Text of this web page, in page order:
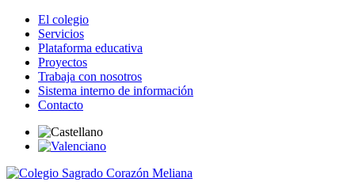
El colegio
Servicios
Plataforma educativa
Proyectos
Trabaja con nosotros
Sistema interno de información
Contacto